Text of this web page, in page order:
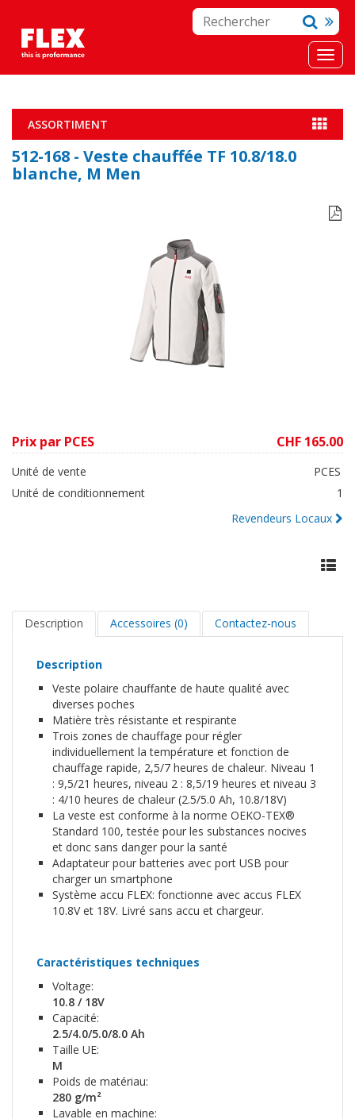
ASSORTIMENT
512-168 - Veste chauffée TF 10.8/18.0
blanche, M Men

Prix par PCES CHF 165.00
Unité de vente
PCES
Unité de conditionnement
1
Revendeurs Locaux
Description Accessoires (0) Contactez-nous
Description
Veste polaire chauffante de haute qualité avec
diverses poches
Matière très résistante et respirante
Trois zones de chauffage pour régler
individuellement la température et fonction de
chauffage rapide, 2,5/7 heures de chaleur. Niveau 1
: 9,5/21 heures, niveau 2 : 8,5/19 heures et niveau 3
: 4/10 heures de chaleur (2.5/5.0 Ah, 10.8/18V)
La veste est conforme à la norme OEKO-TEX®
Standard 100, testée pour les substances nocives
et donc sans danger pour la santé
Adaptateur pour batteries avec port USB pour
charger un smartphone
Système accu FLEX: fonctionne avec accus FLEX
10.8V et 18V. Livré sans accu et chargeur.
Caractéristiques techniques
Voltage:
10.8 / 18V
Capacité:
2.5/4.0/5.0/8.0 Ah
Taille UE:
M
Poids de matériau:
280 g/m²
Lavable en machine: